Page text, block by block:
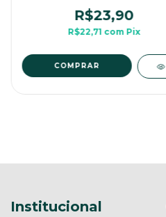
R$23,90
R$22,71 com Pix
COMPRAR
Institucional